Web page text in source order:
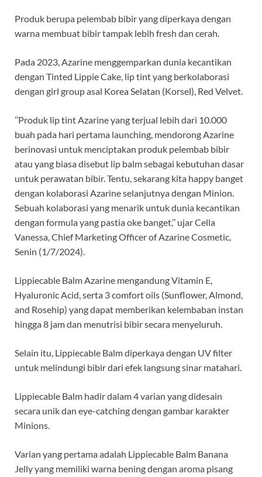
Produk berupa pelembab bibir yang diperkaya dengan
warna membuat bibir tampak lebih fresh dan cerah.
Pada 2023, Azarine menggemparkan dunia kecantikan
dengan Tinted Lippie Cake, lip tint yang berkolaborasi
dengan girl group asal Korea Selatan (Korsel), Red Velvet.
’’Produk lip tint Azarine yang terjual lebih dari 10.000
buah pada hari pertama launching, mendorong Azarine
berinovasi untuk menciptakan produk pelembab bibir
atau yang biasa disebut lip balm sebagai kebutuhan dasar
untuk perawatan bibir. Tentu, sekarang kita happy banget
dengan kolaborasi Azarine selanjutnya dengan Minion.
Sebuah kolaborasi yang menarik untuk dunia kecantikan
dengan formula yang pastia oke banget,’’ ujar Cella
Vanessa, Chief Marketing Officer of Azarine Cosmetic,
Senin (1/7/2024).
Lippiecable Balm Azarine mengandung Vitamin E,
Hyaluronic Acid, serta 3 comfort oils (Sunflower, Almond,
and Rosehip) yang dapat memberikan kelembaban instan
hingga 8 jam dan menutrisi bibir secara menyeluruh.
Selain itu, Lippiecable Balm diperkaya dengan UV filter
untuk melindungi bibir dari efek langsung sinar matahari.
Lippiecable Balm hadir dalam 4 varian yang didesain
secara unik dan eye-catching dengan gambar karakter
Minions.
Varian yang pertama adalah Lippiecable Balm Banana
Jelly yang memiliki warna bening dengan aroma pisang